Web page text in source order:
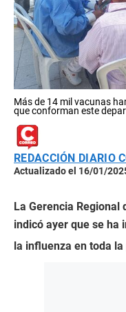
Más de 14 mil vacunas
que conforman este
REDACCIÓN DIARIO
Actualizado el 16/01/
La Gerencia Regional
indicó ayer que se ha
la influenza en toda